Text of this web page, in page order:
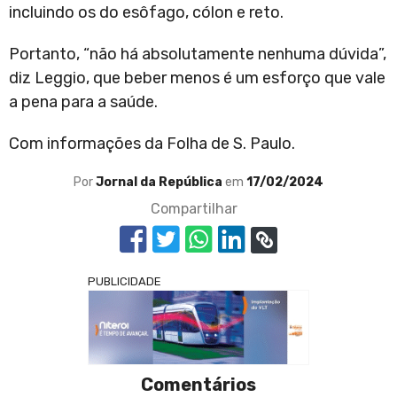
incluindo os do esôfago, cólon e reto.
Portanto, “não há absolutamente nenhuma dúvida”,
diz Leggio, que beber menos é um esforço que vale
a pena para a saúde.
Com informações da Folha de S. Paulo.
PorJornal da República em 17/02/2024
Compartilhar
PUBLICIDADE
Comentários